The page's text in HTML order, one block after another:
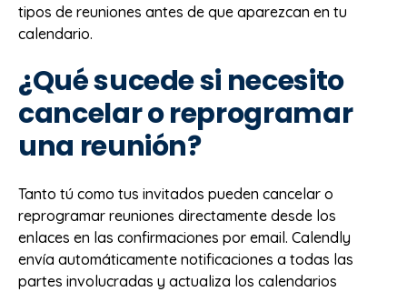
tipos de reuniones antes de que aparezcan en tu
calendario.
¿Qué sucede si necesito
cancelar o reprogramar
una reunión?
Tanto tú como tus invitados pueden cancelar o
reprogramar reuniones directamente desde los
enlaces en las confirmaciones por email. Calendly
envía automáticamente notificaciones a todas las
partes involucradas y actualiza los calendarios